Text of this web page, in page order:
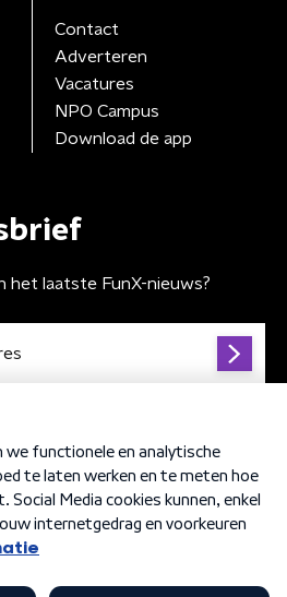
Contact
Adverteren
Vacatures
NPO Campus
Download de app
het laatste FunX-nieuws?
Privacybeleid